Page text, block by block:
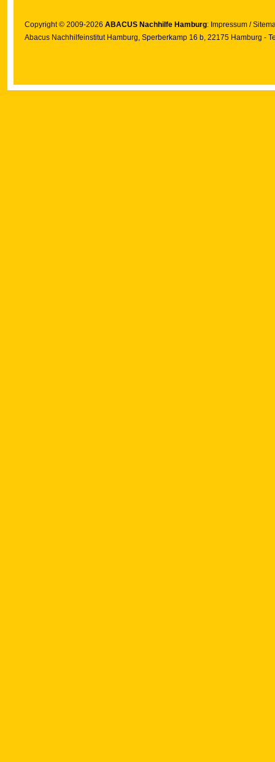
Copyright © 2009-2026 ABACUS Nachhilfe Hamburg: Impressum /
Abacus Nachhilfeinstitut Hamburg, Sperberkamp 16 b, 22175 Hamburg -